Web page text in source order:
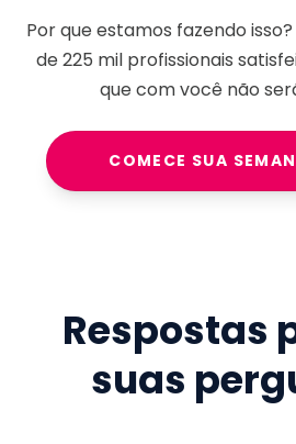
Por que estamos fazendo
de225 milprofissionais
que com você não
COMECE SUA
Respostas
suas